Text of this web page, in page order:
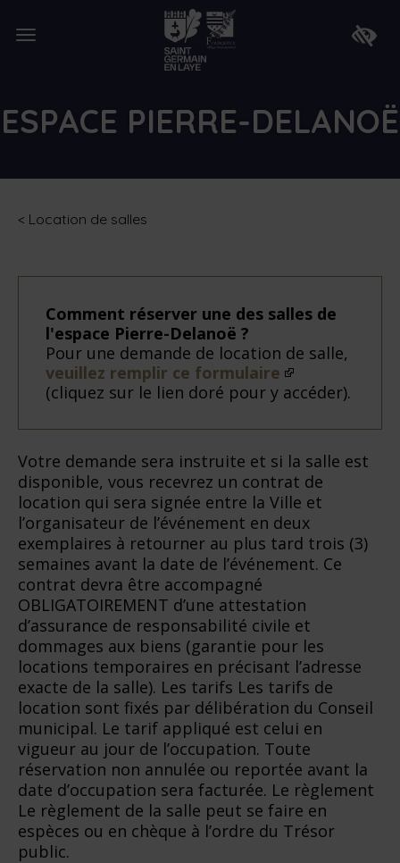
Ouvrir
Lien
de
retour
à
la
Faire
ESPACE PIERRE-DELANOË
< Location de salles
Comment réserver une des salles de
l'espace Pierre-Delanoë ?
Pour une demande de location de salle,
veuillez remplir ce formulaire
(cliquez sur le lien doré pour y accéder).
Votre demande sera instruite et si la salle est
disponible, vous recevrez un contrat de
location qui sera signée entre la Ville et
l’organisateur de l’événement en deux
exemplaires à retourner au plus tard trois (3)
semaines avant la date de l’événement. Ce
contrat devra être accompagné
OBLIGATOIREMENT d’une attestation
d’assurance de responsabilité civile et
dommages aux biens (garantie pour les
locations temporaires en précisant l’adresse
exacte de la salle). Les tarifs Les tarifs de
location sont fixés par délibération du Conseil
municipal. Le tarif appliqué est celui en
vigueur au jour de l’occupation. Toute
réservation non annulée ou reportée avant la
date d’occupation sera facturée. Le règlement
Le règlement de la salle peut se faire en
espèces ou en chèque à l’ordre du Trésor
public.